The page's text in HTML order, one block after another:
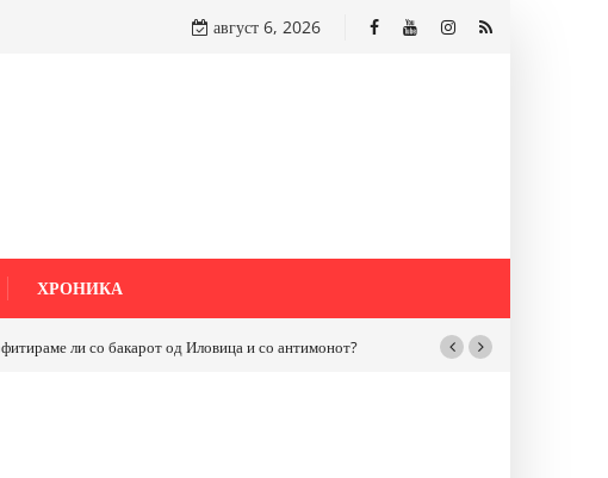
август 6, 2026
ХРОНИКА
ли со бакарот од Иловица и со антимонот?